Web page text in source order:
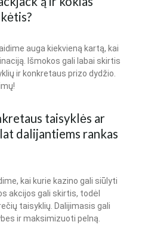
auga kiekvieną kartą, kai
Išmokos gali labai skirtis
ir konkretaus prizo dydžio.
taisyklės ar
dalijantiems rankas
kai kurie kazino gali siūlyti
akcijos gali skirtis, todėl
taisyklių. Dalijimasis gali
ir maksimizuoti pelną.